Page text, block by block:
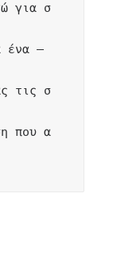
για σ
ένα –
τις σ
που α